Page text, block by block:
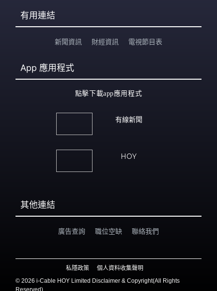
有用連結
新聞資訊 財經資訊 電視節目表
App 應用程式
點擊下載app應用程式
有線新聞
HOY
其他連結
廣告查詢 職位空缺 聯絡我們
私隱政策
個人資料收集聲明
© 2026 i-Cable HOY Limited Disclaimer & Copyright(All Rights
Reserved)